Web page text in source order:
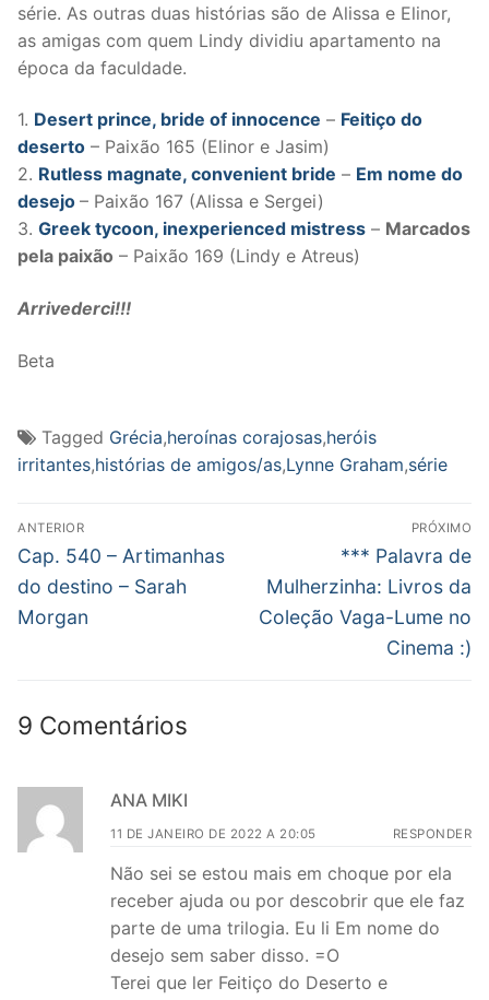
série. As outras duas histórias são de Alissa e Elinor,
as amigas com quem Lindy dividiu apartamento na
época da faculdade.
1. Desert prince, bride of innocence – Feitiço do
deserto – Paixão 165 (Elinor e Jasim)
2. Rutless magnate, convenient bride – Em nome do
desejo – Paixão 167 (Alissa e Sergei)
3. Greek tycoon, inexperienced mistress – Marcados
pela paixão – Paixão 169 (Lindy e Atreus)
Arrivederci!!!
Beta
Tagged Grécia,heroínas corajosas,heróis
irritantes,histórias de amigos/as,Lynne Graham,série
Navegação
de
Post
ANTERIOR
Post
anterior:
Cap. 540 – Artimanhas
do destino – Sarah
Morgan
PRÓXIMO
Próximo
post:
*** Palavra de
Mulherzinha: Livros da
Coleção Vaga-Lume no
Cinema :)
9 Comentários
ANA MIKI
11 DE JANEIRO DE 2022 A 20:05 RESPONDER
Não sei se estou mais em choque por ela
receber ajuda ou por descobrir que ele faz
parte de uma trilogia. Eu li Em nome do
desejo sem saber disso. =O
Terei que ler Feitiço do Deserto e